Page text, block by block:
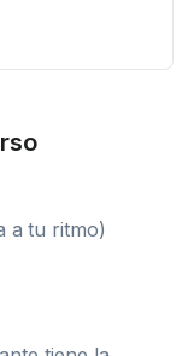
a tu ritmo)